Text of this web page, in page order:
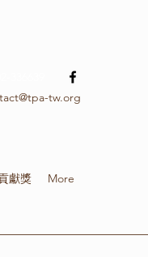
tw.org
獻獎 More